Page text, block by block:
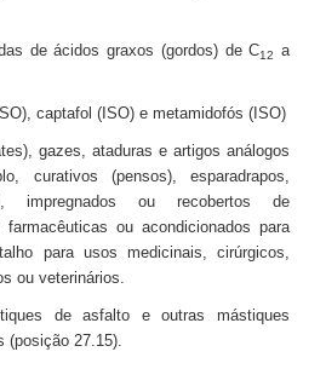
de ácidos graxos (gordos) de C12
a
captafol (ISO) e metamidofós (ISO)
gazes, ataduras e artigos análogos
curativos (pensos), esparadrapos,
impregnados ou recobertos de
farmacêuticas ou acondicionados para
para usos medicinais, cirúrgicos,
ou veterinários.
de asfalto e outras mástiques
(posição 27.15).